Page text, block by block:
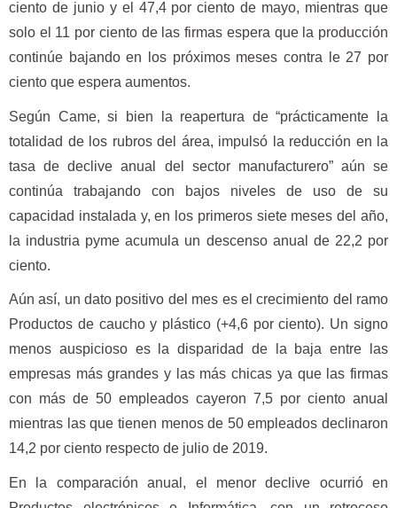
ciento de junio y el 47,4 por ciento de mayo, mientras que
solo el 11 por ciento de las firmas espera que la producción
continúe bajando en los próximos meses contra le 27 por
ciento que espera aumentos.
Según Came, si bien la reapertura de “prácticamente la
totalidad de los rubros del área, impulsó la reducción en la
tasa de declive anual del sector manufacturero” aún se
continúa trabajando con bajos niveles de uso de su
capacidad instalada y, en los primeros siete meses del año,
la industria pyme acumula un descenso anual de 22,2 por
ciento.
Aún así, un dato positivo del mes es el crecimiento del ramo
Productos de caucho y plástico (+4,6 por ciento). Un signo
menos auspicioso es la disparidad de la baja entre las
empresas más grandes y las más chicas ya que las firmas
con más de 50 empleados cayeron 7,5 por ciento anual
mientras las que tienen menos de 50 empleados declinaron
14,2 por ciento respecto de julio de 2019.
En la comparación anual, el menor declive ocurrió en